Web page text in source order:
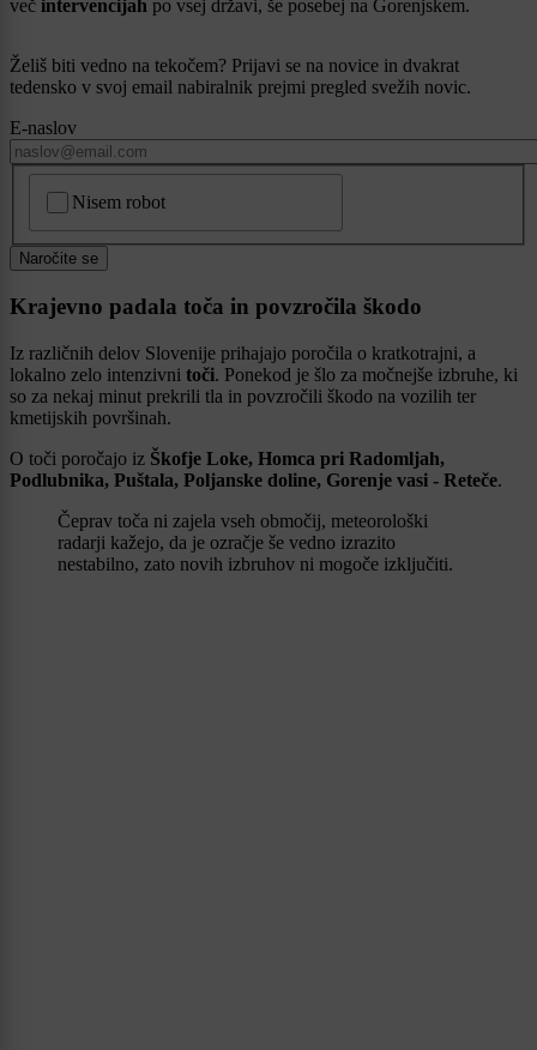
več intervencijah po vsej državi, še posebej na Gorenjskem.
Želiš biti vedno na tekočem? Prijavi se na novice in dvakrat
tedensko v svoj email nabiralnik prejmi pregled svežih novic.
E-naslov
Nisem robot
Naročite se
Krajevno padala toča in povzročila škodo
Iz različnih delov Slovenije prihajajo poročila o kratkotrajni, a
lokalno zelo intenzivni toči. Ponekod je šlo za močnejše izbruhe, ki
so za nekaj minut prekrili tla in povzročili škodo na vozilih ter
kmetijskih površinah.
O toči poročajo iz Škofje Loke, Homca pri Radomljah,
Podlubnika, Puštala, Poljanske doline, Gorenje vasi - Reteče.
Čeprav toča ni zajela vseh območij, meteorološki
radarji kažejo, da je ozračje še vedno izrazito
nestabilno, zato novih izbruhov ni mogoče izključiti.